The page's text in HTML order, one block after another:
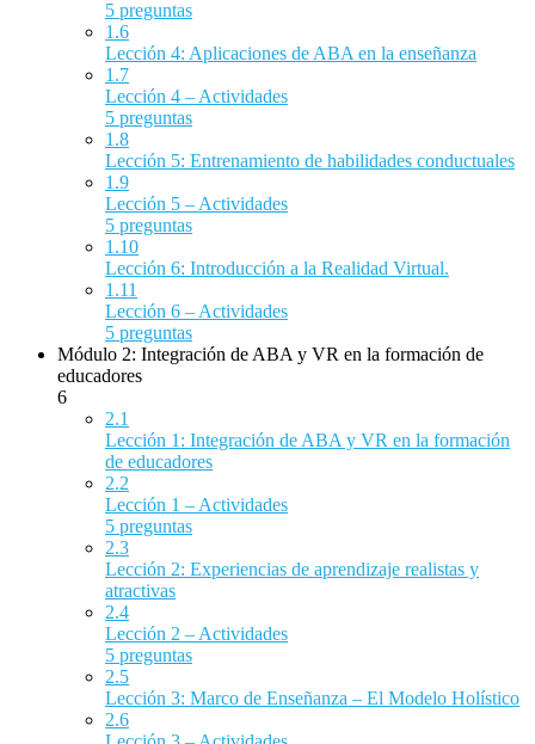
5 preguntas
1.6
Lección 4: Aplicaciones de ABA en la enseñanza
1.7
Lección 4 – Actividades
5 preguntas
1.8
Lección 5: Entrenamiento de habilidades conductuales
1.9
Lección 5 – Actividades
5 preguntas
1.10
Lección 6: Introducción a la Realidad Virtual.
1.11
Lección 6 – Actividades
5 preguntas
Módulo 2: Integración de ABA y VR en la formación de
educadores
6
2.1
Lección 1: Integración de ABA y VR en la formación
de educadores
2.2
Lección 1 – Actividades
5 preguntas
2.3
Lección 2: Experiencias de aprendizaje realistas y
atractivas
2.4
Lección 2 – Actividades
5 preguntas
2.5
Lección 3: Marco de Enseñanza – El Modelo Holístico
2.6